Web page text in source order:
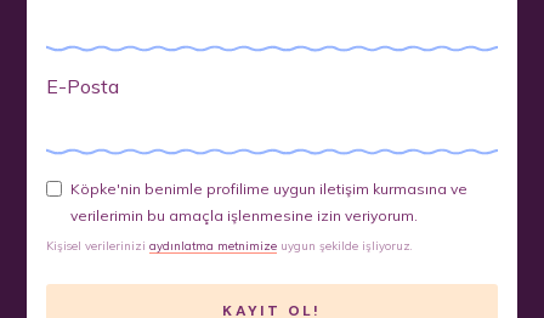
E-Posta
Köpke'nin benimle profilime uygun iletişim kurmasına ve
verilerimin bu amaçla işlenmesine izin veriyorum.
Kişisel verileriniziaydınlatma metnimize uygun şekilde işliyoruz.